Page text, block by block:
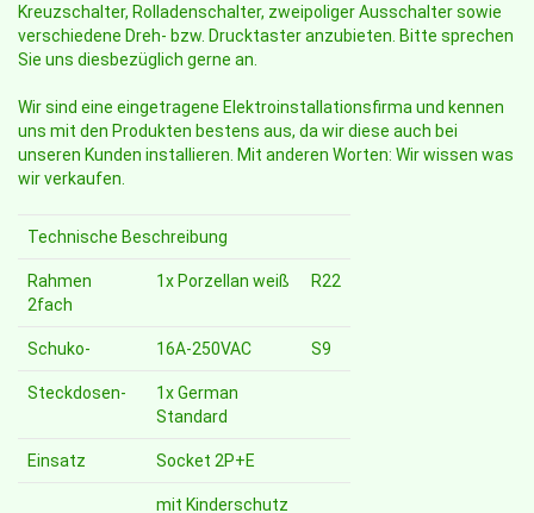
Kreuzschalter, Rolladenschalter, zweipoliger Ausschalter sowie
verschiedene Dreh- bzw. Drucktaster anzubieten. Bitte sprechen
Sie uns diesbezüglich gerne an.
Wir sind eine eingetragene Elektroinstallationsfirma und kennen
uns mit den Produkten bestens aus, da wir diese auch bei
unseren Kunden installieren. Mit anderen Worten: Wir wissen was
wir verkaufen.
Technische Beschreibung
Rahmen
2fach
1x Porzellan weiß R22
Schuko- 16A-250VAC S9
Steckdosen-
1x German
Standard
Einsatz Socket 2P+E
mit Kinderschutz